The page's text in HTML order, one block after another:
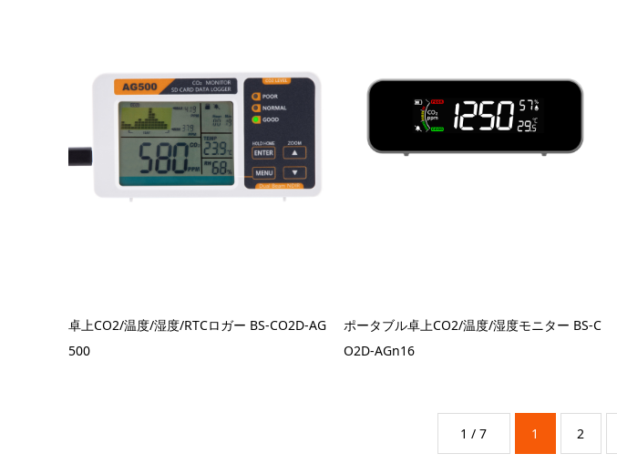
卓上CO2/温度/湿度/RTCロガー BS-CO2D-AG
500
ポータブル卓上CO2/温度/湿度モニター BS-C
O2D-AGn16
1 / 7 1 2